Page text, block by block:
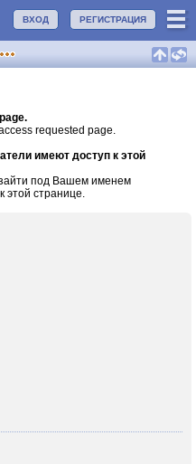
РЕГИСТРАЦИЯ
ВХОД
requested page.
имеют доступ к этой
под Вашем именем
этой странице.